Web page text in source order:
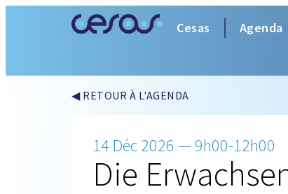
Cesas Agenda
◀ RETOUR À L'AGENDA
14 Déc 2026 — 9h00-12h00
Die